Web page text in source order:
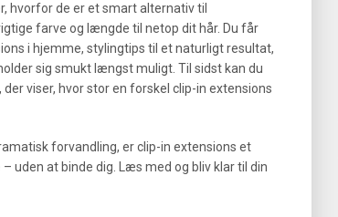
hvorfor de er et smart alternativ til
farve og længde til netop dit hår. Du får
i hjemme, stylingtips til et naturligt resultat,
sig smukt længst muligt. Til sidst kan du
viser, hvor stor en forskel clip-in extensions
forvandling, er clip-in extensions et
uden at binde dig. Læs med og bliv klar til din